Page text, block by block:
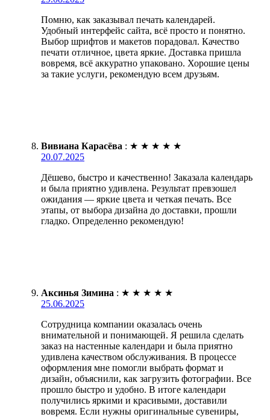
Помню, как заказывал печать календарей.
Удобный интерфейс сайта, всё просто и понятно.
Выбор шрифтов и макетов порадовал. Качество
печати отличное, цвета яркие. Доставка пришла
вовремя, всё аккуратно упаковано. Хорошие цены
за такие услуги, рекомендую всем друзьям.
Вивиана Карасёва : ★ ★ ★ ★ ★
20.07.2025
Дёшево, быстро и качественно! Заказала календарь
и была приятно удивлена. Результат превзошел
ожидания — яркие цвета и четкая печать. Все
этапы, от выбора дизайна до доставки, прошли
гладко. Определенно рекомендую!
Аксинья Зимина : ★ ★ ★ ★ ★
25.06.2025
Сотрудница компании оказалась очень
внимательной и понимающей. Я решила сделать
заказ на настенные календари и была приятно
удивлена качеством обслуживания. В процессе
оформления мне помогли выбрать формат и
дизайн, объяснили, как загрузить фотографии. Все
прошло быстро и удобно. В итоге календари
получились яркими и красивыми, доставили
вовремя. Если нужны оригинальные сувениры,